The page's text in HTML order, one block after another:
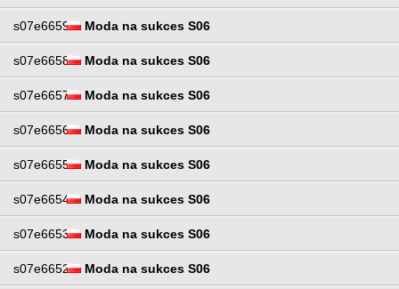
s07e6659 Moda na sukces S06
s07e6658 Moda na sukces S06
s07e6657 Moda na sukces S06
s07e6656 Moda na sukces S06
s07e6655 Moda na sukces S06
s07e6654 Moda na sukces S06
s07e6653 Moda na sukces S06
s07e6652 Moda na sukces S06